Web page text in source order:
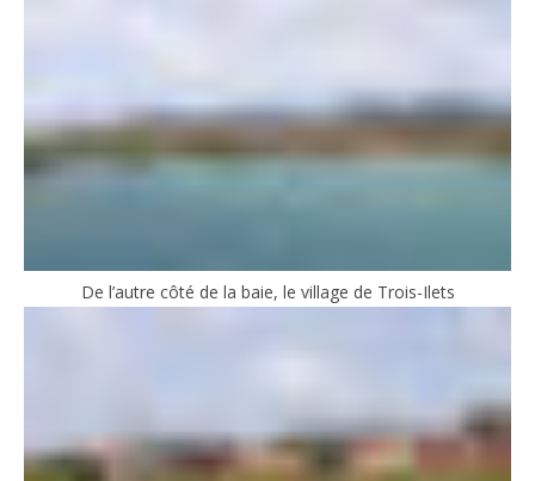
De l’autre côté de la baie, le village de Trois-Ilets